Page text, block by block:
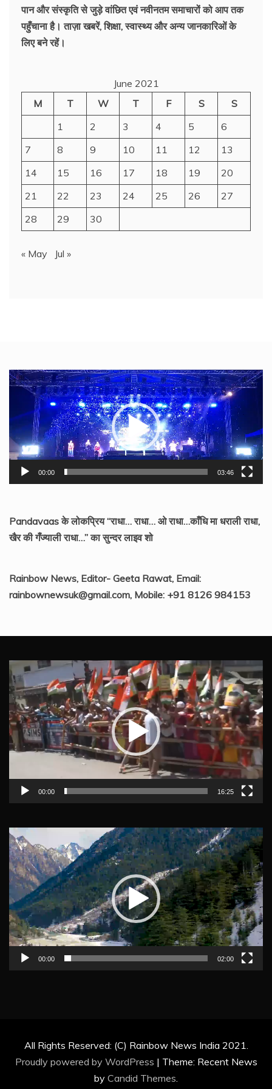
पान और संस्कृति से जुड़े वांछित एवं नवीनतम समाचारों को आप तक
पहुँचाना है। ताज़ा खबरें, शिक्षा, स्वास्थ्य और अन्य जानकारिओं के
लिए बने रहें।
June 2021
M
T W T F S
S
1
2 3 4 5
6
7
8 9 10 11 12
13
14
15 16 17 18 19
20
21
22 23 24 25 26
27
28
29 30
« May Jul »
Video
Player
00:00 03:46
Pandavaas के लोकप्रिय “राधा… राधा… ओ राधा…काँधि मा धराली राधा,
खैर की गँज्याली राधा…” का सुन्दर लाइव शो
Rainbow News, Editor- Geeta Rawat, Email:
rainbownewsuk@gmail.com, Mobile: +91 8126 984153
Video
Player
00:00 16:25
Video
Player
00:00 02:00
All Rights Reserved: (C) Rainbow News India 2021.
Proudly powered by WordPress | Theme: Recent News
by Candid Themes